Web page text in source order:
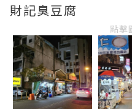
財記臭豆腐
點擊